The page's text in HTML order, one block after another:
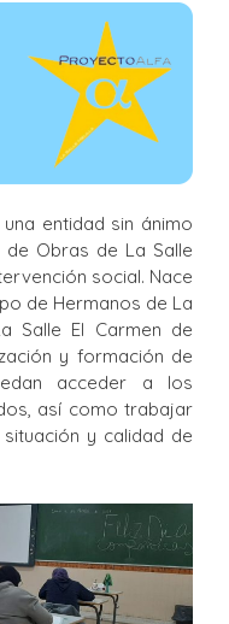
entidad sin ánimo
Obras de La Salle
social. Nace
de Hermanos de La
Salle El Carmen de
y formación de
acceder a los
así como trabajar
y calidad de